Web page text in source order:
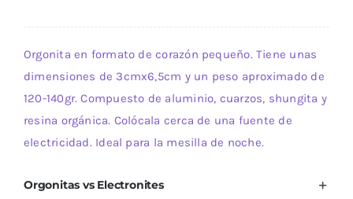
Orgonita en formato de corazón pequeño. Tiene unas
dimensiones de 3cmx6,5cm y un peso aproximado de
120-140gr. Compuesto de aluminio, cuarzos, shungita y
resina orgánica. Colócala cerca de una fuente de
electricidad. Ideal para la mesilla de noche.
Orgonitas vs Electronites